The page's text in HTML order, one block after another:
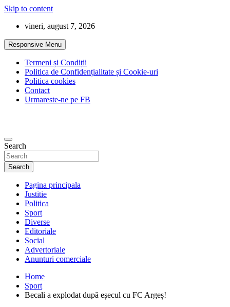
Skip to content
vineri, august 7, 2026
Responsive Menu
Termeni și Condiții
Politica de Confidențialitate și Cookie-uri
Politica cookies
Contact
Urmareste-ne pe FB
Search
Search
Pagina principala
Justitie
Politica
Sport
Diverse
Editoriale
Social
Advertoriale
Anunturi comerciale
Home
Sport
Becali a explodat după eșecul cu FC Argeș!